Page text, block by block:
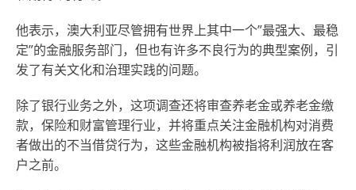
他表示，澳大利亚尽管拥有世界上其中一个”最强大、最稳
定”的金融服务部门，但也有许多不良行为的典型案例，引
发了有关文化和治理实践的问题。
除了银行业务之外，这项调查还将审查养老金或养老金缴
款，保险和财富管理行业，并将重点关注金融机构对消费
者做出的不当借贷行为，这些金融机构被指将利润放在客
户之前。